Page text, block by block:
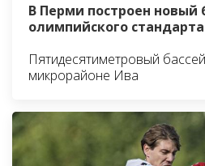
В Перми построен новый
олимпийского стандарта
Пятидесятиметровый
микрорайоне Ива